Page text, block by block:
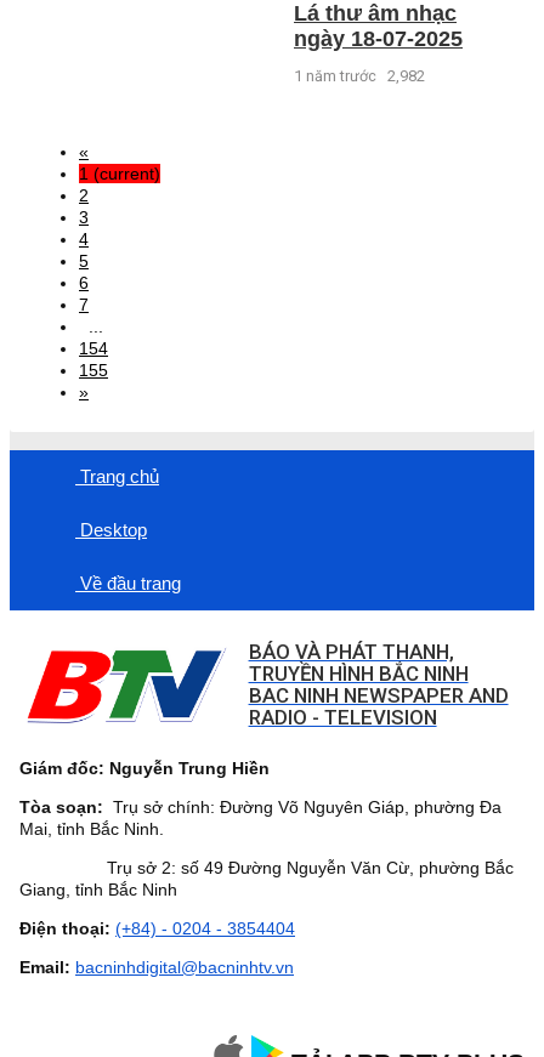
Lá thư âm nhạc
ngày 18-07-2025
1 năm trước 2,982
«
1 (current)
2
3
4
5
6
7
154
155
»
Trang chủ
Desktop
Về đầu trang
BÁO VÀ PHÁT THANH,
TRUYỀN HÌNH BẮC NINH
BAC NINH NEWSPAPER AND
RADIO - TELEVISION
Giám đốc: Nguyễn Trung Hiền
Tòa soạn: Trụ sở chính: Đường Võ Nguyên Giáp, phường Đa
Mai, tỉnh Bắc Ninh.
Trụ sở 2: số 49 Đường Nguyễn Văn Cừ, phường Bắc
Giang, tỉnh Bắc Ninh
Điện thoại: (+84) - 0204 - 3854404
Email: bacninhdigital@bacninhtv.vn